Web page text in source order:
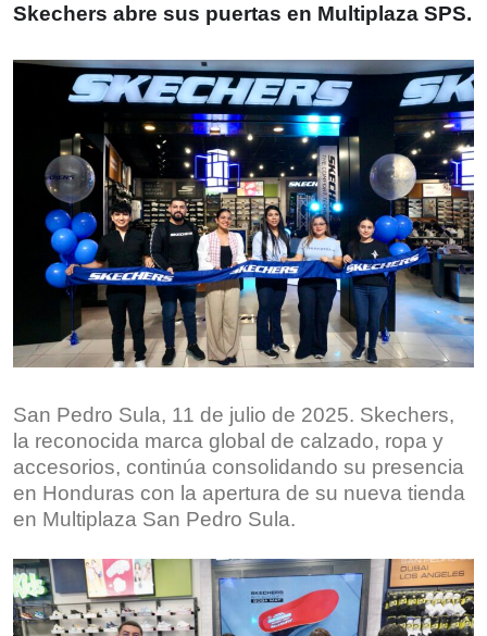
Skechers abre sus puertas en Multiplaza SPS.
San Pedro Sula, 11 de julio de 2025. Skechers,
la reconocida marca global de calzado, ropa y
accesorios, continúa consolidando su presencia
en Honduras con la apertura de su nueva tienda
en Multiplaza San Pedro Sula.